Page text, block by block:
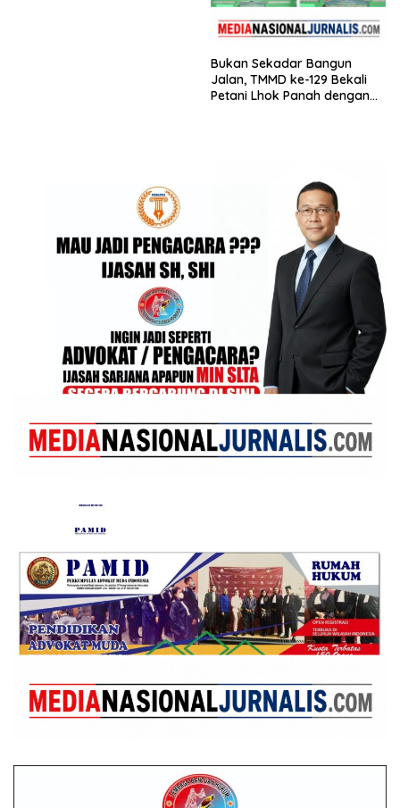
Bukan Sekadar Bangun
Jalan, TMMD ke-129 Bekali
Petani Lhok Panah dengan